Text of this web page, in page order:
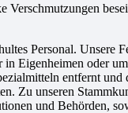
Personal. Unsere
Eigenheimen oder
entfernt und
Zu unseren
und Behörden,